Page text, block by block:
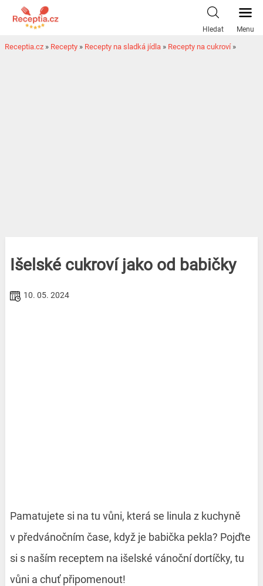
Hledat Menu
Receptia.cz » Recepty » Recepty na sladká jídla » Recepty na cukroví»
Išelské cukroví jako od babičky
10. 05. 2024
Pamatujete si na tu vůni, která se linula z kuchyně
v předvánočním čase, když je babička pekla? Pojďte
si s naším receptem na išelské vánoční dortíčky, tu
vůni a chuť připomenout!